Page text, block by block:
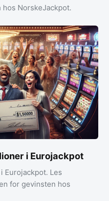
NorskeJackpot.
i Eurojackpot
Eurojackpot. Les
for gevinsten hos